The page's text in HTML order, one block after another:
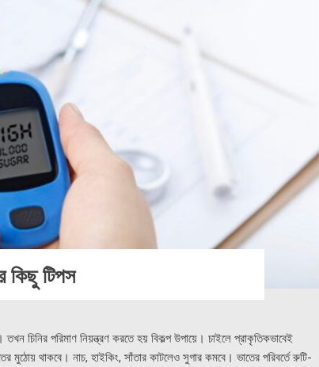
কিছু টিপস
তখন চিনির পরিমাণ নিয়ন্ত্রণ করতে হয় বিকল্প উপায়ে। চাইলে প্রাকৃতিকভাবেই
মুঠোয় থাকবে। নাচ, হাইকিং, সাঁতার কাটলেও সুগার কমবে। ভাতের পরিবর্তে রুটি-